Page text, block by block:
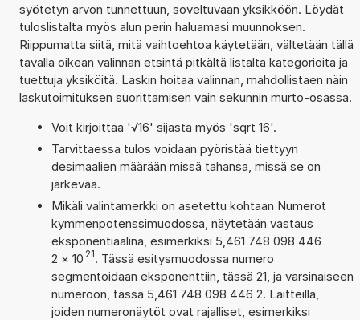
syötetyn arvon tunnettuun, soveltuvaan yksikköön. Löydät
tuloslistalta myös alun perin haluamasi muunnoksen.
Riippumatta siitä, mitä vaihtoehtoa käytetään, vältetään tällä
tavalla oikean valinnan etsintä pitkältä listalta kategorioita ja
tuettuja yksiköitä. Laskin hoitaa valinnan, mahdollistaen näin
laskutoimituksen suorittamisen vain sekunnin murto-osassa.
Voit kirjoittaa '√16' sijasta myös 'sqrt 16'.
Tarvittaessa tulos voidaan pyöristää tiettyyn
desimaalien määrään missä tahansa, missä se on
järkevää.
Mikäli valintamerkki on asetettu kohtaan Numerot
kymmenpotenssimuodossa, näytetään vastaus
eksponentiaalina, esimerkiksi 5,461 748 098 446
2 × 10 21. Tässä esitysmuodossa numero
segmentoidaan eksponenttiin, tässä 21, ja varsinaiseen
numeroon, tässä 5,461 748 098 446 2. Laitteilla,
joiden numeronäytöt ovat rajalliset, esimerkiksi